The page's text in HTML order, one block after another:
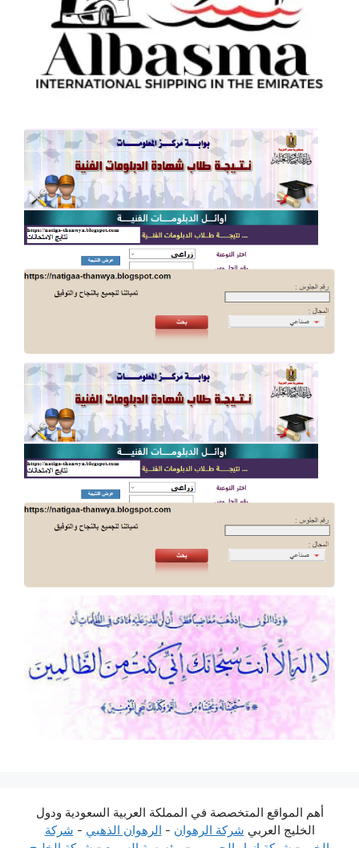
أهم المواقع المتخصصة في المملكة العربية السعودية ودول
الخليج العربي شركة الرهوان - الرهوان الذهبي - شركة